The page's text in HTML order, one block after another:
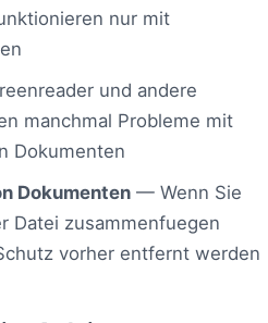
nur mit
und andere
manchmal Probleme mit
Dokumenten
Dokumenten — Wenn Sie
Datei zusammenfuegen
vorher entfernt werden